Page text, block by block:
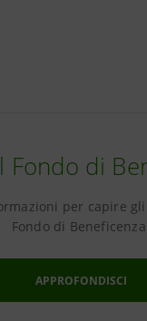
Fondo di
per capire
Fondo di Beneficenza.
APPROFONDISCI